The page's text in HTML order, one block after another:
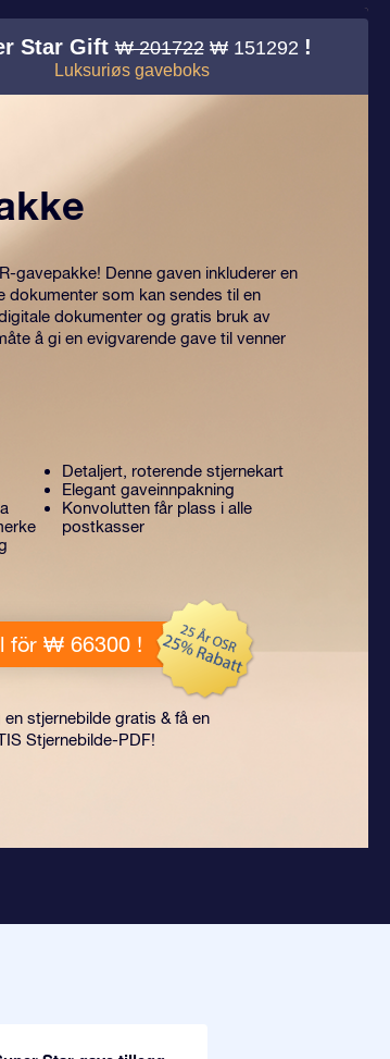
Star Gift₩ 201722 ₩ 151292 !
Luksuriøs gaveboks
gavepakke! Denne gaven inkluderer en
som kan sendes til en
dokumenter og gratis bruk av
å gi en evigvarende gave til venner
Detaljert, roterende stjernekart
Elegant gaveinnpakning
Konvolutten får plass i alle
postkasser
för ₩ 66300 !
en stjernebilde gratis & få en
Stjernebilde-PDF!